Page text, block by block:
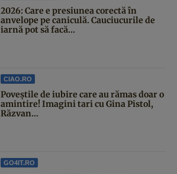
2026: Care e presiunea corectă în
anvelope pe caniculă. Cauciucurile de
iarnă pot să facă...
CIAO.RO
Poveştile de iubire care au rămas doar o
amintire! Imagini tari cu Gina Pistol,
Răzvan...
GO4IT.RO